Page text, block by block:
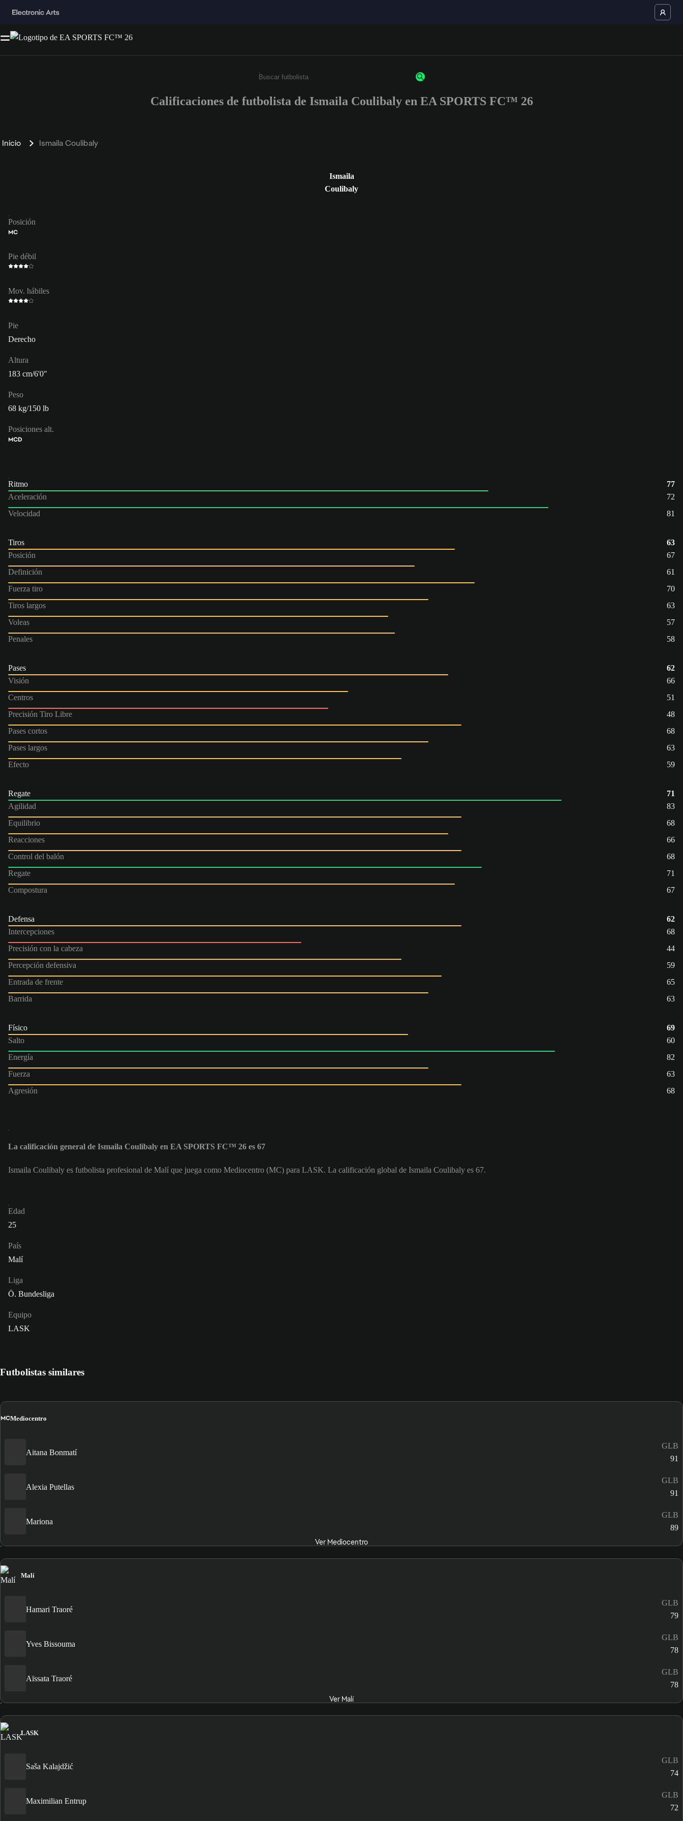
Ingresa un mínimo de 3 caracteres o números
Calificaciones de futbolista de Ismaila Coulibaly en EA SPORTS FC™ 26
Inicio Ismaila Coulibaly
Ismaila
Coulibaly
Posición
MC
Pie débil
Mov. hábiles
Pie
Derecho
Altura
183 cm/6'0"
Peso
68 kg/150 lb
Posiciones alt.
MCD
Ritmo
77
Aceleración
72
Velocidad
81
Tiros
63
Posición
67
Definición
61
Fuerza tiro
70
Tiros largos
63
Voleas
57
Penales
58
Pases
62
Visión
66
Centros
51
Precisión Tiro Libre
48
Pases cortos
68
Pases largos
63
Efecto
59
Regate
71
Agilidad
83
Equilibrio
68
Reacciones
66
Control del balón
68
Regate
71
Compostura
67
Defensa
62
Intercepciones
68
Precisión con la cabeza
44
Percepción defensiva
59
Entrada de frente
65
Barrida
63
Físico
69
Salto
60
Energía
82
Fuerza
63
Agresión
68
La calificación general de Ismaila Coulibaly en EA SPORTS FC™ 26 es 67
Ismaila Coulibaly es futbolista profesional de Malí que juega como Mediocentro (MC) para LASK. La calificación global de Ismaila Coulibaly es 67.
Edad
25
País
Malí
Liga
Ö. Bundesliga
Equipo
LASK
Futbolistas similares
MCMediocentro
Aitana Bonmatí
GLB
91
Alexia Putellas
GLB
91
Mariona
GLB
89
Ver Mediocentro
Malí
Hamari Traoré
GLB
79
Yves Bissouma
GLB
78
Aïssata Traoré
GLB
78
Ver Malí
LASK
Saša Kalajdžić
GLB
74
Maximilian Entrup
GLB
72